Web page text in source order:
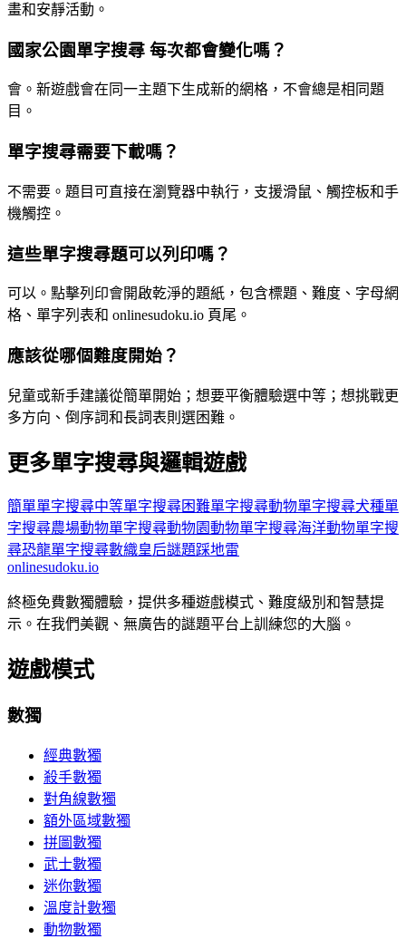
畫和安靜活動。
國家公園單字搜尋 每次都會變化嗎？
會。新遊戲會在同一主題下生成新的網格，不會總是相同題
目。
單字搜尋需要下載嗎？
不需要。題目可直接在瀏覽器中執行，支援滑鼠、觸控板和手
機觸控。
這些單字搜尋題可以列印嗎？
可以。點擊列印會開啟乾淨的題紙，包含標題、難度、字母網
格、單字列表和 onlinesudoku.io 頁尾。
應該從哪個難度開始？
兒童或新手建議從簡單開始；想要平衡體驗選中等；想挑戰更
多方向、倒序詞和長詞表則選困難。
更多單字搜尋與邏輯遊戲
簡單單字搜尋中等單字搜尋困難單字搜尋動物單字搜尋犬種單
字搜尋農場動物單字搜尋動物園動物單字搜尋海洋動物單字搜
尋恐龍單字搜尋數織皇后謎題踩地雷
onlinesudoku.io
終極免費數獨體驗，提供多種遊戲模式、難度級別和智慧提
示。在我們美觀、無廣告的謎題平台上訓練您的大腦。
遊戲模式
數獨
經典數獨
殺手數獨
對角線數獨
額外區域數獨
拼圖數獨
武士數獨
迷你數獨
溫度計數獨
動物數獨